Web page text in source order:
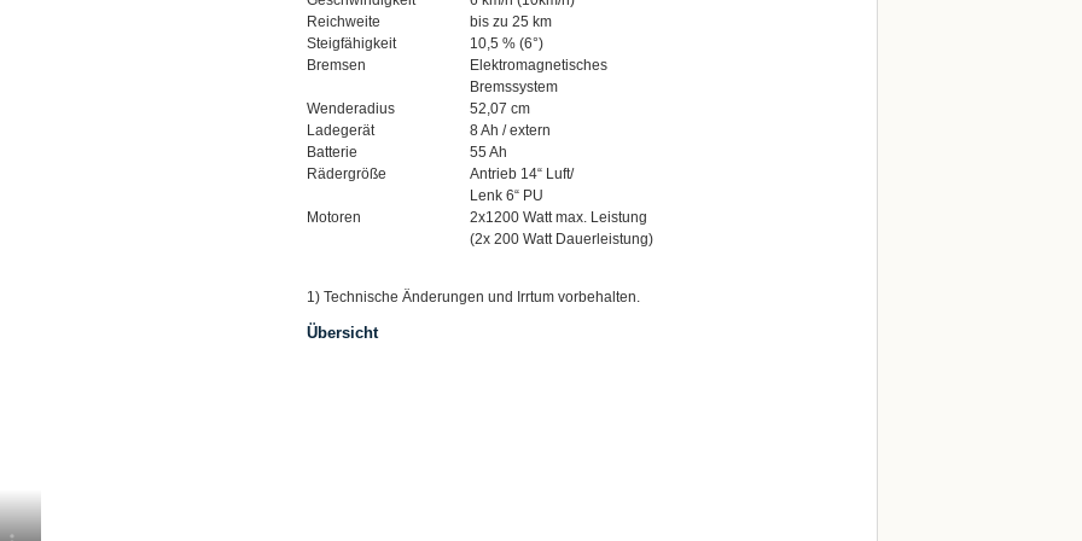
Reichweite
Steigfähigkeit
Bremsen
Wenderadius
Ladegerät
Batterie
Rädergröße
Motoren
bis zu 25 km
10,5 % (6°)
Elektromagnetisches
Bremssystem
52,07 cm
8 Ah / extern
55 Ah
Antrieb 14“ Luft/
Lenk 6“ PU
2x1200 Watt max. Leistung
(2x 200 Watt Dauerleistung)
1) Technische Änderungen und Irrtum vorbehalten.
Übersicht